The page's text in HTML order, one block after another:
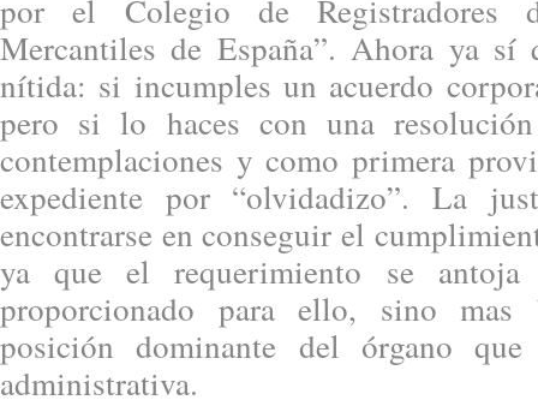
por el Colegio de Registradores
Mercantiles de España”. Ahora ya sí
nítida: si incumples un acuerdo
pero si lo haces con una
contemplaciones y como primera
expediente por “olvidadizo”. La
encontrarse en conseguir el
ya que el requerimiento se antoja
proporcionado para ello, sino
posición dominante del órgano
administrativa.